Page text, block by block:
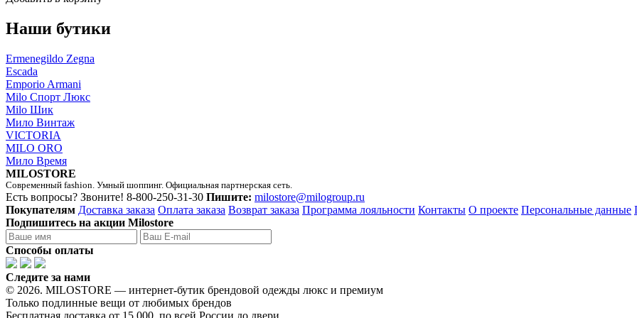
Наши бутики
Ermenegildo Zegna
Escada
Emporio Armani
Milo Спорт Люкс
Milo Шик
Мило Винтаж
VICTORIA
MILO ORO
Мило Время
MILOSTORE
Современный fashion. Умный шоппинг. Официальная партнерская сеть.
Есть вопросы? Звоните! 8-800-250-31-30 Пишите: milostore@milogroup.ru
Покупателям Доставка заказа Оплата заказа Возврат заказа Программа лояльности Контакты О проекте Персональные данные
Подпишитесь на акции Milostore
Способы оплаты
Следите за нами
© 2026. MILOSTORE — интернет-бутик брендовой одежды люкс и премиум
Только подлинные вещи от любимых брендов
Бесплатная доставка от 15 000, по всей России до двери